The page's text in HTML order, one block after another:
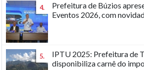
4.
Prefeitura de Búzios
Eventos 2026, com
5.
IPTU 2025: Prefeitura de
disponibiliza carnê do